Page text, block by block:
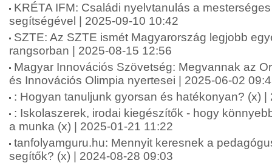
KRÉTA IFM: Családi nyelvtanulás a
segítségével | 2025-09-10 10:42
SZTE: Az SZTE ismét Magyarország legjobb
rangsorban | 2025-08-15 12:56
Magyar Innovációs Szövetség: Megvannak az
és Innovációs Olimpia nyertesei | 2025-06-02
: Hogyan tanuljunk gyorsan és hatékonyan? (x) |
: Iskolaszerek, irodai kiegészítők - hogy
a munka (x) | 2025-01-21 11:22
tanfolyamguru.hu: Mennyit keresnek a
segítők? (x) | 2024-08-28 09:03